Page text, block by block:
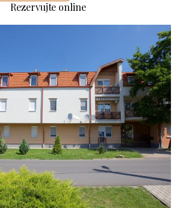
Rezervujte online